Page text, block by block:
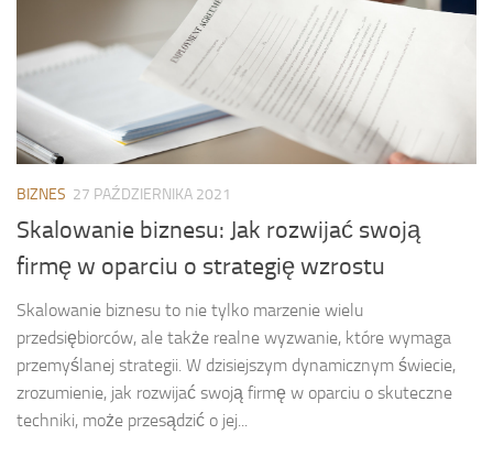
BIZNES 27 PAŹDZIERNIKA 2021
Skalowanie biznesu: Jak rozwijać swoją
firmę w oparciu o strategię wzrostu
Skalowanie biznesu to nie tylko marzenie wielu
przedsiębiorców, ale także realne wyzwanie, które wymaga
przemyślanej strategii. W dzisiejszym dynamicznym świecie,
zrozumienie, jak rozwijać swoją firmę w oparciu o skuteczne
techniki, może przesądzić o jej...